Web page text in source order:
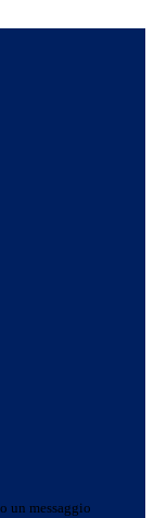
un messaggio